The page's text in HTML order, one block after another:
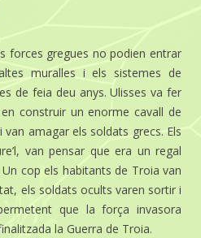
forces gregues no podien entrar
muralles i els sistemes de
de feia deu anys. Ulisses va fer
construir un enorme cavall de
van amagar els soldats grecs. Els
van pensar que era un regal
cop els habitants de Troia van
els soldats ocults varen sortir i
que la força invasora
la Guerra de Troia.